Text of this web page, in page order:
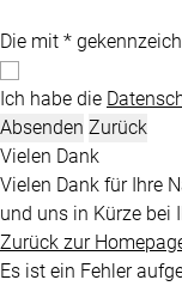
Die mit *
Ich habe die
Absenden Zurück
Vielen Dank
Vielen Dank für Ihre
und uns in Kürze bei
Zurück zur
Es ist ein Fehler